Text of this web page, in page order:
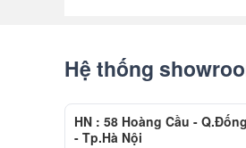
Hệ thống
HN : 58 Hoàng Cầu -
- Tp.Hà Nội